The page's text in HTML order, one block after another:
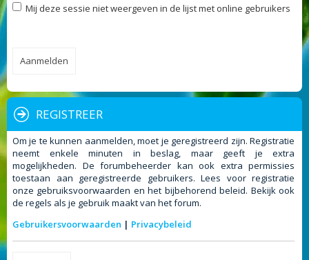
Mij deze sessie niet weergeven in de lijst met online gebruikers
REGISTREER
Om je te kunnen aanmelden, moet je geregistreerd zijn. Registratie
neemt enkele minuten in beslag, maar geeft je extra
mogelijkheden. De forumbeheerder kan ook extra permissies
toestaan aan geregistreerde gebruikers. Lees voor registratie
onze gebruiksvoorwaarden en het bijbehorend beleid. Bekijk ook
de regels als je gebruik maakt van het forum.
Gebruikersvoorwaarden | Privacybeleid